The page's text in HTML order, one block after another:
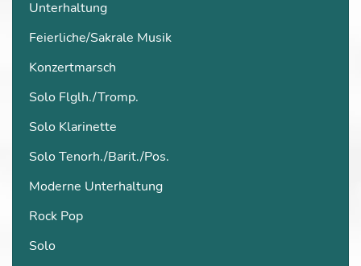
Unterhaltung
Feierliche/Sakrale Musik
Konzertmarsch
Solo Flglh./Tromp.
Solo Klarinette
Solo Tenorh./Barit./Pos.
Moderne Unterhaltung
Rock Pop
Solo